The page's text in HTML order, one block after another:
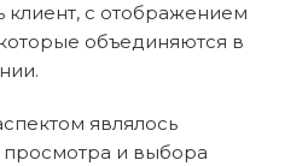
клиент, с отображением
объединяются в
являлось
просмотра и выбора